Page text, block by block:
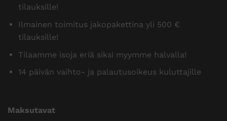
tilauksille!
Ilmainen toimitus jakopakettina yli 500 €
tilauksille!
Tilaamme isoja eriä siksi myymme halvalla!
14 päivän vaihto- ja palautusoikeus kuluttajille
Maksutavat